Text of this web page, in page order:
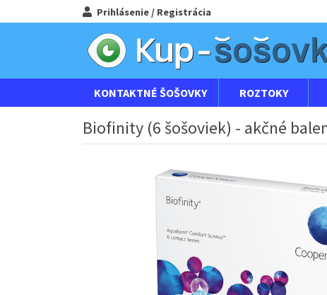
Prihlásenie / Registrácia
KONTAKTNÉ ŠOŠOVKY ROZTOKY
Biofinity (6 šošoviek) - akčné